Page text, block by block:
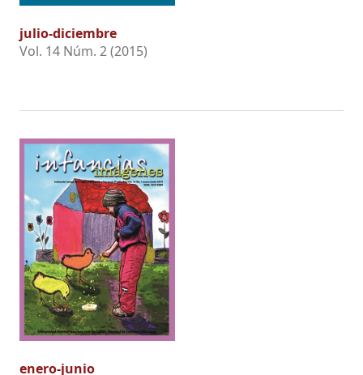
julio-diciembre
Vol. 14 Núm. 2 (2015)
enero-junio